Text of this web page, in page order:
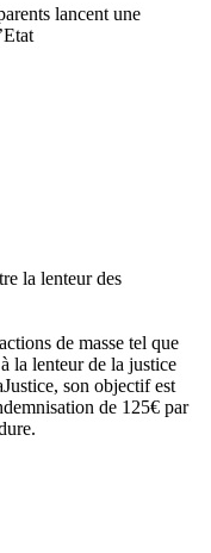
lancent une
la lenteur des
de masse tel que
la lenteur de la justice
son objectif est
de 125€ par